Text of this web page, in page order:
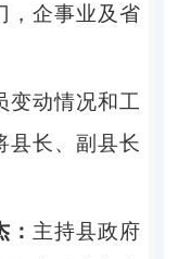
，企事业及省
变动情况和工
县长、副县长
主持县政府